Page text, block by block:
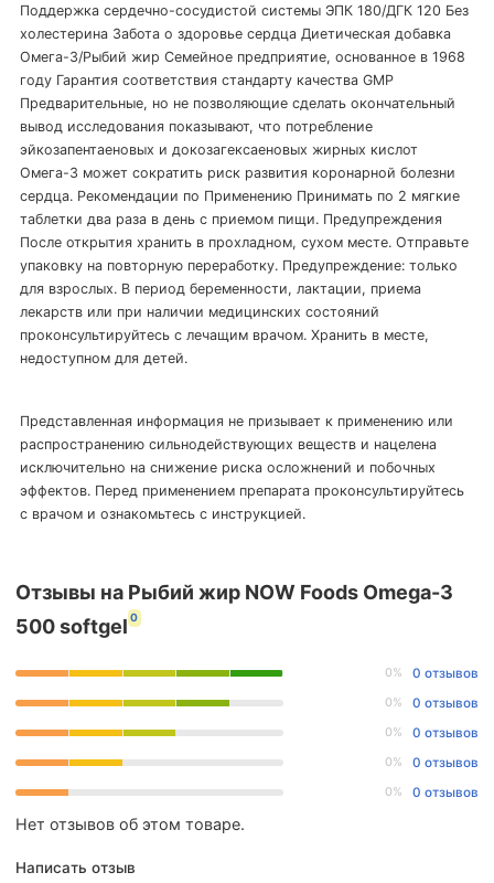
Поддержка сердечно-сосудистой системы ЭПК 180/ДГК 120 Без
холестерина Забота о здоровье сердца Диетическая добавка
Омега-3/Рыбий жир Семейное предприятие, основанное в 1968
году Гарантия соответствия стандарту качества GMP
Предварительные, но не позволяющие сделать окончательный
вывод исследования показывают, что потребление
эйкозапентаеновых и докозагексаеновых жирных кислот
Омега-3 может сократить риск развития коронарной болезни
сердца. Рекомендации по Применению Принимать по 2 мягкие
таблетки два раза в день с приемом пищи. Предупреждения
После открытия хранить в прохладном, сухом месте. Отправьте
упаковку на повторную переработку. Предупреждение: только
для взрослых. В период беременности, лактации, приема
лекарств или при наличии медицинских состояний
проконсультируйтесь с лечащим врачом. Хранить в месте,
недоступном для детей.
Представленная информация не призывает к применению или
распространению сильнодействующих веществ и нацелена
исключительно на снижение риска осложнений и побочных
эффектов. Перед применением препарата проконсультируйтесь
с врачом и ознакомьтесь с инструкцией.
Отзывы на Рыбий жир NOW Foods Omega-3
500 softgel 0
0% 0 отзывов
0% 0 отзывов
0% 0 отзывов
0% 0 отзывов
0% 0 отзывов
Нет отзывов об этом товаре.
Написать отзыв